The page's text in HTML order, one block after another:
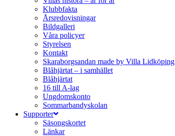
Klubbfakta
Årsredovisningar
Bildgalleri
Våra policyer
Styrelsen
Kontakt
Skaraborgsandan made by Villa Lidköping
Blåhjärtat – i samhället
Blåhjärtat
16 till A-lag
Ungdomskonto
Sommarbandyskolan
Supporter
Säsongskortet
Länkar